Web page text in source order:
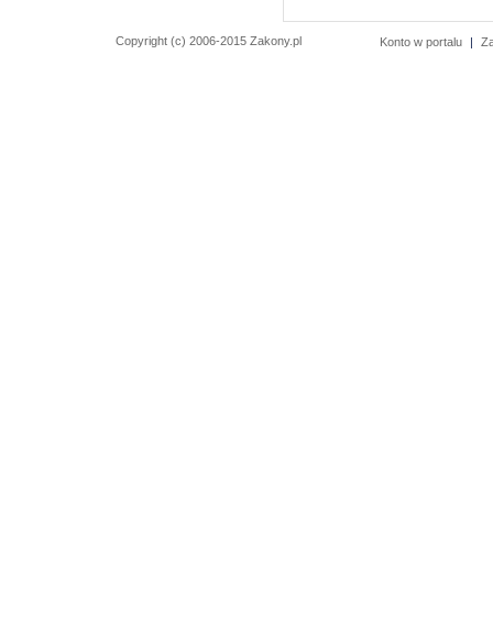
Copyright (c) 2006-2015 Zakony.pl Konto w portalu |